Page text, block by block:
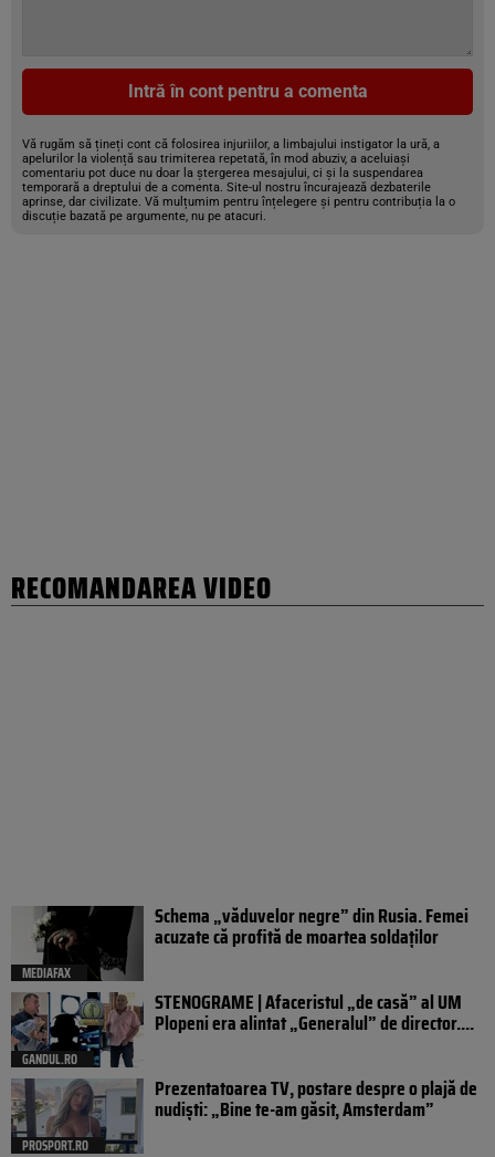
Intră în cont pentru a comenta
Vă rugăm să țineți cont că folosirea injuriilor, a limbajului instigator la ură, a
apelurilor la violență sau trimiterea repetată, în mod abuziv, a aceluiași
comentariu pot duce nu doar la ștergerea mesajului, ci și la suspendarea
temporară a dreptului de a comenta. Site-ul nostru încurajează dezbaterile
aprinse, dar civilizate. Vă mulțumim pentru înțelegere și pentru contribuția la o
discuție bazată pe argumente, nu pe atacuri.
RECOMANDAREA VIDEO
MEDIAFAX
Schema „văduvelor negre” din Rusia. Femei
acuzate că profită de moartea soldaților
GANDUL.RO
STENOGRAME | Afaceristul „de casă” al UM
Plopeni era alintat „Generalul” de director....
PROSPORT.RO
Prezentatoarea TV, postare despre o plajă de
nudiști: „Bine te-am găsit, Amsterdam”